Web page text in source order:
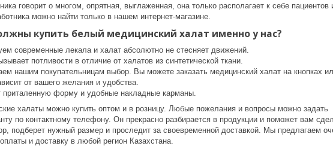
говорит о многом, опрятная, выглаженная, она только располагает к себе
можно найти только в нашем интернет-магазине.
купить белый медицинский халат именно у нас?
современные лекала и халат абсолютно не стесняет движений.
потливости в отличие от халатов из синтетической ткани.
нашим покупательницам выбор. Вы можете заказать медицинский халат на кнопках
от вашего желания и удобства.
приталенную форму и удобные накладные карманы.
халаты можно купить оптом и в розницу. Любые пожелания и вопросы можно задать
по контактному телефону. Он прекрасно разбирается в продукции и поможет вам
подберет нужный размер и проследит за своевременной доставкой. Мы предлагаем
и доставку в любой регион Казахстана.